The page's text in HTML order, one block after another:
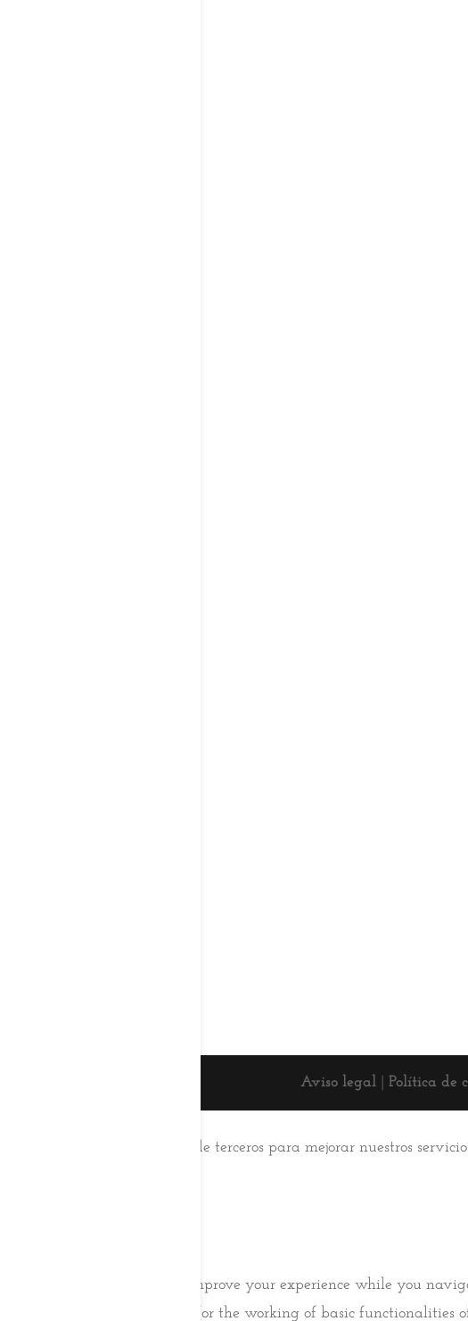
Aviso legal| Política de
Utilizamos cookies propias y de terceros para mejorar nuestros
This website uses cookies to improve your experience while you
browser as they are essential for the working of basic